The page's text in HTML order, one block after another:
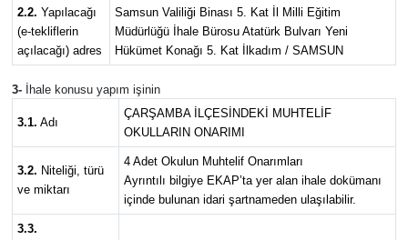
2.2. Yapılacağı
(e-tekliflerin
açılacağı) adres
Samsun Valiliği Binası 5. Kat İl Milli Eğitim
Müdürlüğü İhale Bürosu Atatürk Bulvarı Yeni
Hükümet Konağı 5. Kat İlkadım / SAMSUN
3- İhale konusu yapım işinin
3.1. Adı
ÇARŞAMBA İLÇESİNDEKİ MUHTELİF
OKULLARIN ONARIMI
3.2. Niteliği, türü
ve miktarı
4 Adet Okulun Muhtelif Onarımları
Ayrıntılı bilgiye EKAP’ta yer alan ihale dokümanı
içinde bulunan idari şartnameden ulaşılabilir.
3.3.